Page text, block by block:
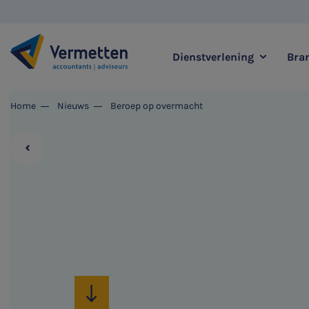
|
Dienstverlening
Home Nieuws Beroep op overmacht